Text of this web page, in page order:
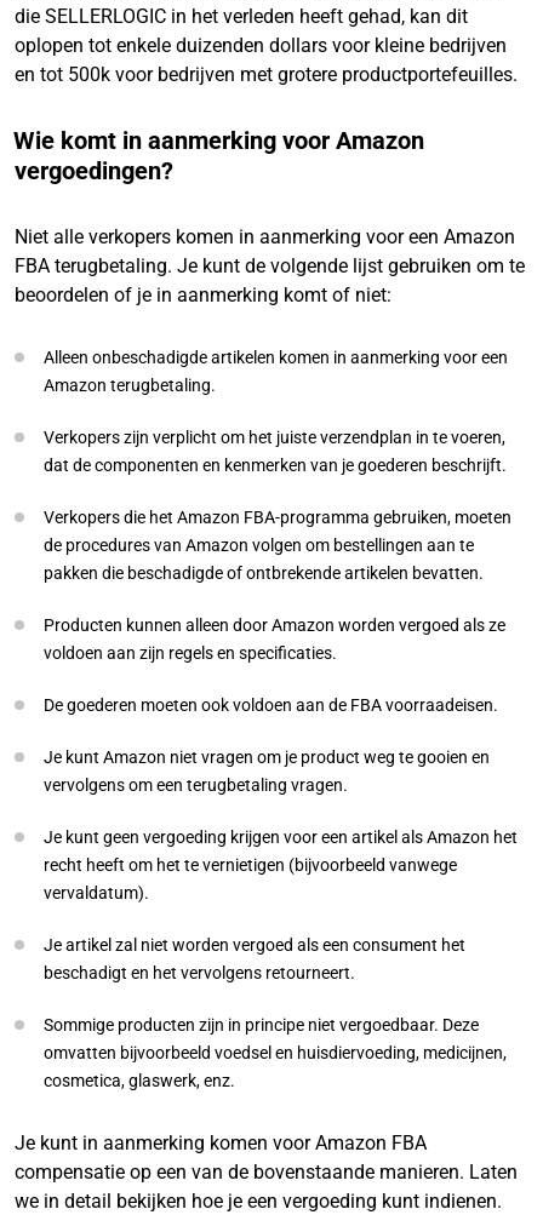
die SELLERLOGIC in het verleden heeft gehad, kan dit
oplopen tot enkele duizenden dollars voor kleine bedrijven
en tot 500k voor bedrijven met grotere productportefeuilles.
Wie komt in aanmerking voor Amazon
vergoedingen?
Niet alle verkopers komen in aanmerking voor een Amazon
FBA terugbetaling. Je kunt de volgende lijst gebruiken om te
beoordelen of je in aanmerking komt of niet:
Alleen onbeschadigde artikelen komen in aanmerking voor een
Amazon terugbetaling.
Verkopers zijn verplicht om het juiste verzendplan in te voeren,
dat de componenten en kenmerken van je goederen beschrijft.
Verkopers die het Amazon FBA-programma gebruiken, moeten
de procedures van Amazon volgen om bestellingen aan te
pakken die beschadigde of ontbrekende artikelen bevatten.
Producten kunnen alleen door Amazon worden vergoed als ze
voldoen aan zijn regels en specificaties.
De goederen moeten ook voldoen aan de FBA voorraadeisen.
Je kunt Amazon niet vragen om je product weg te gooien en
vervolgens om een terugbetaling vragen.
Je kunt geen vergoeding krijgen voor een artikel als Amazon het
recht heeft om het te vernietigen (bijvoorbeeld vanwege
vervaldatum).
Je artikel zal niet worden vergoed als een consument het
beschadigt en het vervolgens retourneert.
Sommige producten zijn in principe niet vergoedbaar. Deze
omvatten bijvoorbeeld voedsel en huisdiervoeding, medicijnen,
cosmetica, glaswerk, enz.
Je kunt in aanmerking komen voor Amazon FBA
compensatie op een van de bovenstaande manieren. Laten
we in detail bekijken hoe je een vergoeding kunt indienen.